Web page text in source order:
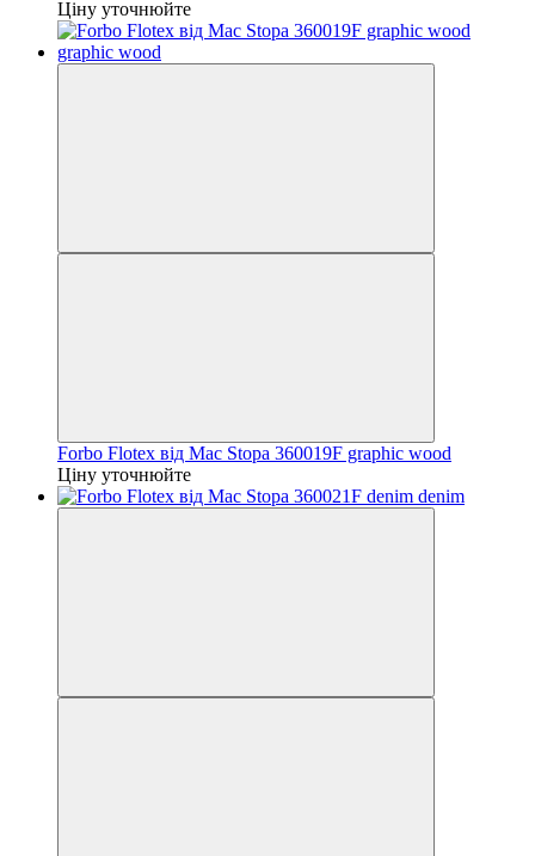
Ціну уточнюйте
Forbo Flotex від Mac Stopa 360019F graphic wood
Ціну уточнюйте